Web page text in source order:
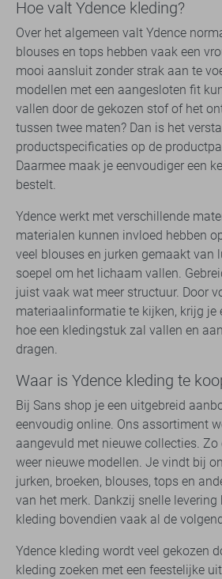
Hoe valt Ydence kleding?
Over het algemeen valt Ydence
blouses en tops hebben vaak een
mooi aansluit zonder strak aan te
modellen met een aangesloten fit
vallen door de gekozen stof of het
tussen twee maten? Dan is het
productspecificaties op de
Daarmee maak je eenvoudiger een
bestelt.
Ydence werkt met verschillende
materialen kunnen invloed hebben
veel blouses en jurken gemaakt van
soepel om het lichaam vallen.
juist vaak wat meer structuur. Door
materiaalinformatie te kijken, krijg je
hoe een kledingstuk zal vallen en
dragen.
Waar is Ydence kleding te
Bij Sans shop je een uitgebreid
eenvoudig online. Ons assortiment
aangevuld met nieuwe collecties. Zo
weer nieuwe modellen. Je vindt bij
jurken, broeken, blouses, tops en
van het merk. Dankzij snelle
kleding bovendien vaak al de
Ydence kleding wordt veel gekozen
kleding zoeken met een feestelijke